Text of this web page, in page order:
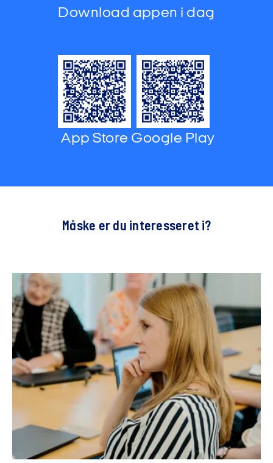
Download appen i dag
App Store Google Play
Måske er du interesseret i?